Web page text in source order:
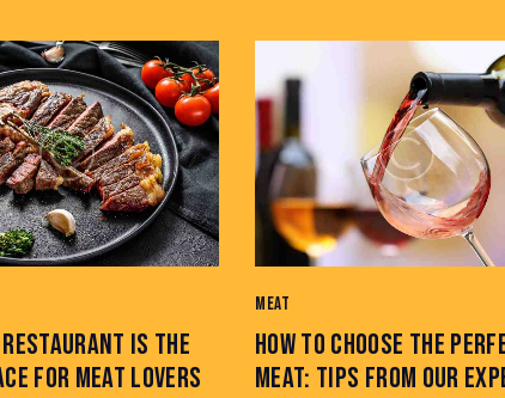
IS THE
FOR MEAT LOVERS
MEAT
HOW TO CHOOSE THE
MEAT: TIPS FROM OUR